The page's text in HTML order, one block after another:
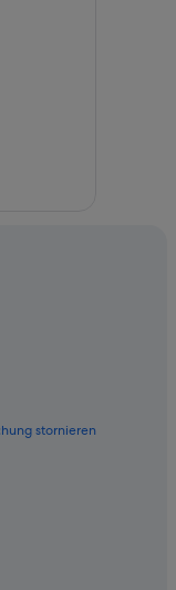
stornieren